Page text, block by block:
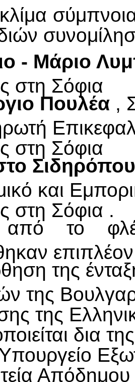
- Μάριο
στη Σόφια
Πουλέα ,
στη Σόφια
και
στη Σόφια .
από το
επιπλέον
της
της
της
δια